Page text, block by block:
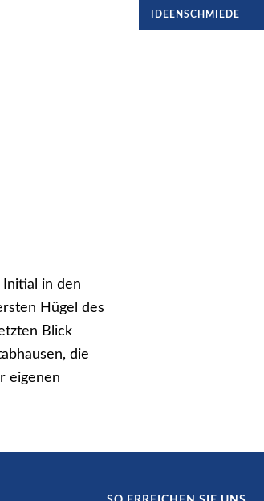
Initial in den
Hügel des
Blick
die
eigenen
IDEENSCHMIEDE